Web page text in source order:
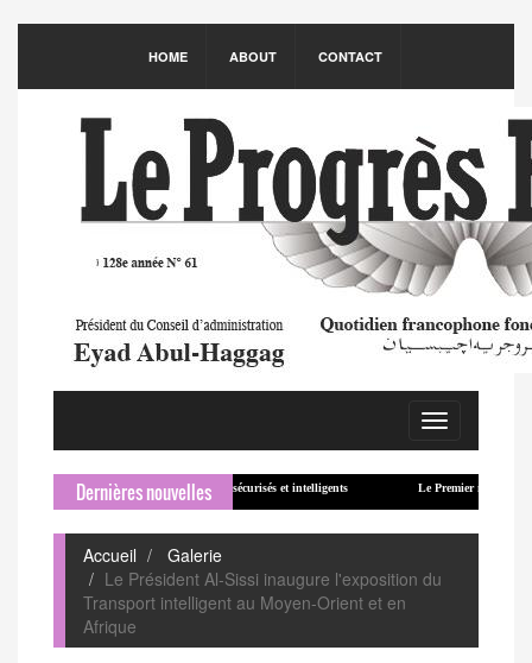
HOME ABOUT CONTACT
Toggle
navigation
Dernières nouvelles
le complexe intégré des documents sécurisés et intelligents Le Premier ministre
Accueil
Galerie
Le Président Al-Sissi inaugure l'exposition du
Transport intelligent au Moyen-Orient et en
Afrique